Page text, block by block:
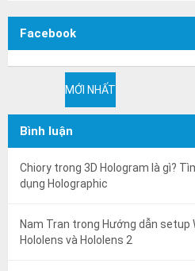
Facebook
MỚI NHẤT
Bình luận
Chiory trong 3D Hologram là gì?
dụng Holographic
Nam Tran trong Hướng dẫn setup
Hololens và Hololens 2